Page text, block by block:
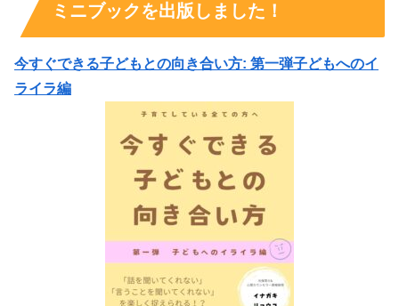
ミニブックを出版しました！
今すぐできる子どもとの向き合い方: 第一弾子どもへのイ
ライラ編